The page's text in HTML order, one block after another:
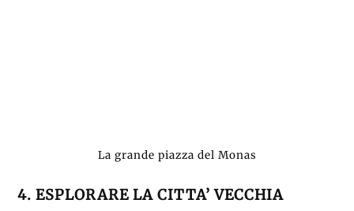
La grande piazza del Monas
4. ESPLORARE LA CITTA’ VECCHIA